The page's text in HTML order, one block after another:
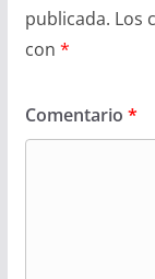
publicada. Los
con *
Comentario *